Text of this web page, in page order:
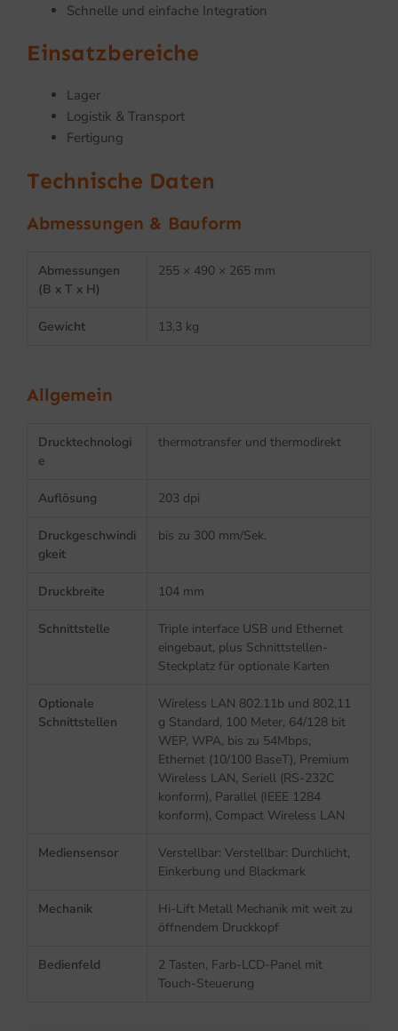
Schnelle und einfache Integration
Einsatzbereiche
Lager
Logistik & Transport
Fertigung
Technische Daten
Abmessungen & Bauform
Abmessungen
(B x T x H)
255 × 490 × 265 mm
Gewicht 13,3 kg
Allgemein
Drucktechnologi
e
thermotransfer und thermodirekt
Auflösung 203 dpi
Druckgeschwindi
gkeit
bis zu 300 mm/Sek.
Druckbreite 104 mm
Schnittstelle
Triple interface USB und Ethernet
eingebaut, plus Schnittstellen-
Steckplatz für optionale Karten
Optionale
Schnittstellen
Wireless LAN 802.11b und 802,11
g Standard, 100 Meter, 64/128 bit
WEP, WPA, bis zu 54Mbps,
Ethernet (10/100 BaseT), Premium
Wireless LAN, Seriell (RS-232C
konform), Parallel (IEEE 1284
konform), Compact Wireless LAN
Mediensensor
Verstellbar: Verstellbar: Durchlicht,
Einkerbung und Blackmark
Mechanik
Hi-Lift Metall Mechanik mit weit zu
öffnendem Druckkopf
Bedienfeld
2 Tasten, Farb-LCD-Panel mit
Touch-Steuerung